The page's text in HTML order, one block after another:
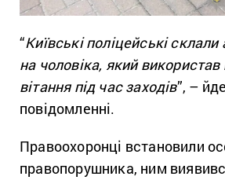
“Київські поліцейські
на чоловіка, який
вітання під час заходів”, –
повідомленні.
Правоохоронці встановили
правопорушника, ним